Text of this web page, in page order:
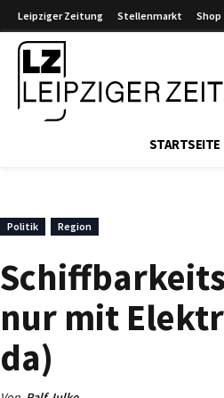
Leipziger Zeitung Stellenmarkt Shop
STARTSEITE
Politik Region
nur mit
da)